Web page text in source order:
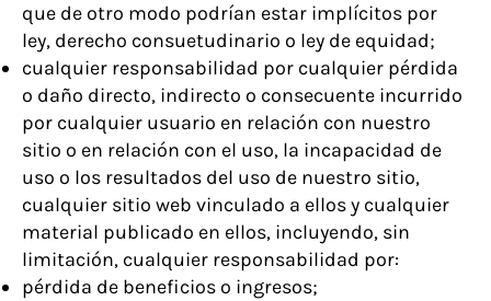
que de otro modo podrían estar implícitos por
ley, derecho consuetudinario o ley de equidad;
cualquier responsabilidad por cualquier pérdida
o daño directo, indirecto o consecuente incurrido
por cualquier usuario en relación con nuestro
sitio o en relación con el uso, la incapacidad de
uso o los resultados del uso de nuestro sitio,
cualquier sitio web vinculado a ellos y cualquier
material publicado en ellos, incluyendo, sin
limitación, cualquier responsabilidad por:
pérdida de beneficios o ingresos;